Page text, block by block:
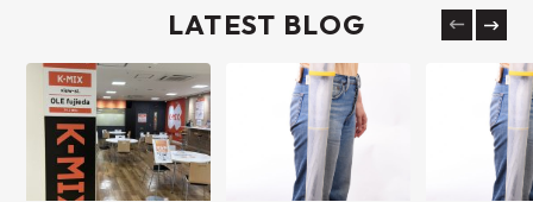
LATEST BLOG